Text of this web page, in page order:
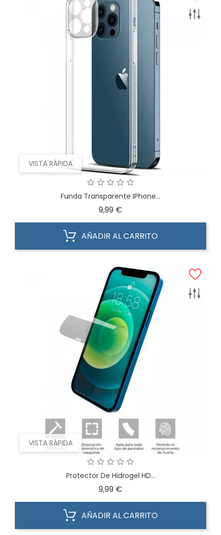
VISTA RÁPIDA
Funda Transparente IPhone...
9,99 €
AÑADIR AL CARRITO
VISTA RÁPIDA
Protector De Hidrogel HD...
9,99 €
AÑADIR AL CARRITO